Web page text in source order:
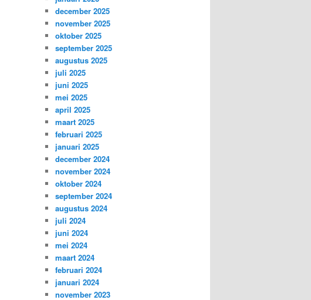
december 2025
november 2025
oktober 2025
september 2025
augustus 2025
juli 2025
juni 2025
mei 2025
april 2025
maart 2025
februari 2025
januari 2025
december 2024
november 2024
oktober 2024
september 2024
augustus 2024
juli 2024
juni 2024
mei 2024
maart 2024
februari 2024
januari 2024
november 2023